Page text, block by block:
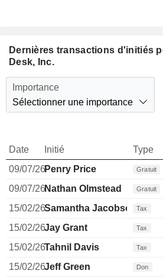
Dernières transactions d'initiés
Desk, Inc.
Importance
Sélectionner une importance
Date Initié Type
09/07/26Penry Price Gratuit
09/07/26Nathan Olmstead Gratuit
15/02/26Samantha JacobsonTax
15/02/26Jay Grant Tax
15/02/26Tahnil Davis Tax
15/02/26Jeff Green Don